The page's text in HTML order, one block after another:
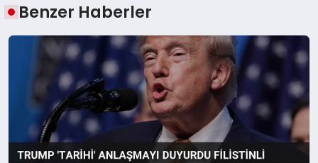
Benzer Haberler